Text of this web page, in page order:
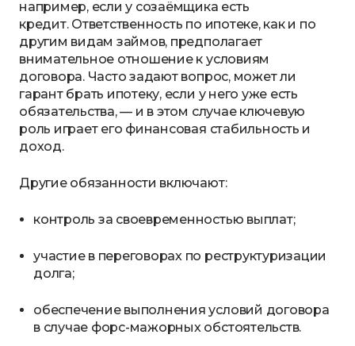
например, если у созаёмщика есть
кредит. Ответственность по ипотеке, как и по
другим видам займов, предполагает
внимательное отношение к условиям
договора. Часто задают вопрос, может ли
гарант брать ипотеку, если у него уже есть
обязательства, — и в этом случае ключевую
роль играет его финансовая стабильность и
доход.
Другие обязанности включают:
контроль за своевременностью выплат;
участие в переговорах по реструктуризации
долга;
обеспечение выполнения условий договора
в случае форс-мажорных обстоятельств.